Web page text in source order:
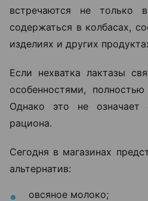
встречаются не только
содержаться в колбасах,
изделиях и других
Если нехватка лактазы
особенностями,
Однако это не означает
рациона.
Сегодня в магазинах
альтернатив:
овсяное молоко;